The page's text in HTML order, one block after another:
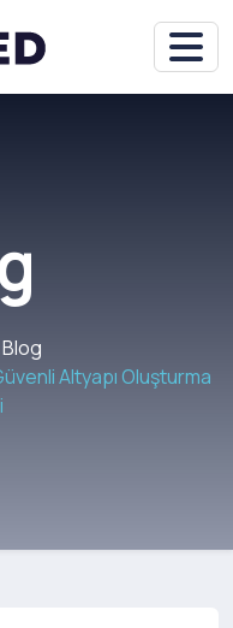
Blog
Altyapı Oluşturma